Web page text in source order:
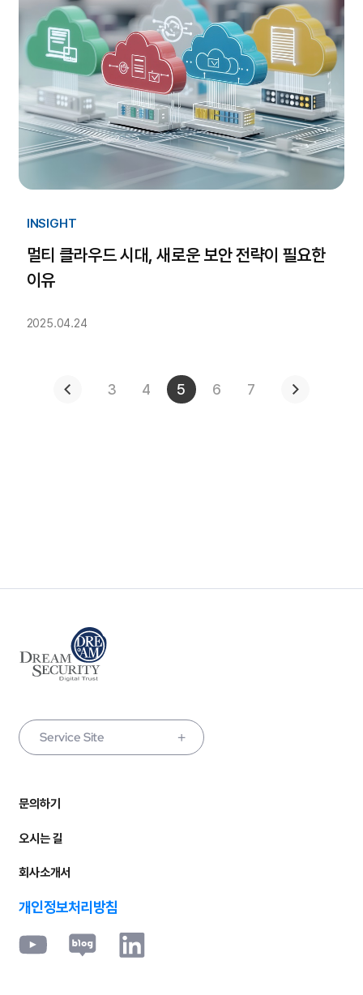
INSIGHT
멀티 클라우드 시대, 새로운 보안 전략이 필요한
이유
2025.04.24
3 4 5 6 7
문의하기
오시는 길
회사소개서
개인정보처리방침
Service Site